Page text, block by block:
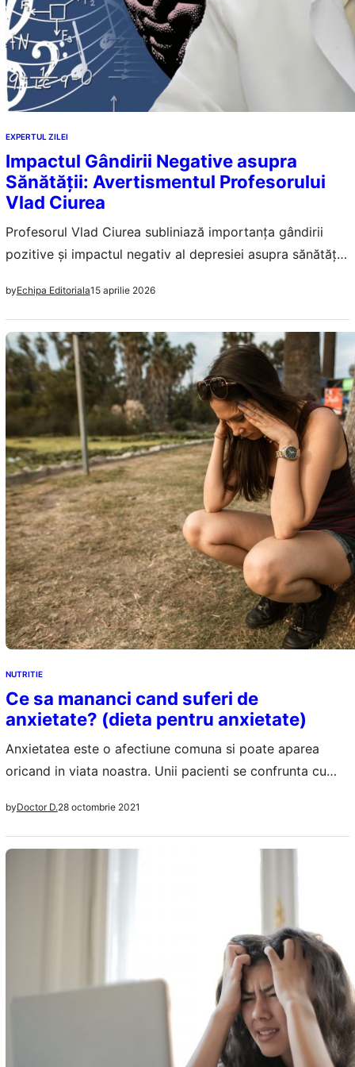
EXPERTUL ZILEI
Impactul Gândirii Negative asupra
Sănătății: Avertismentul Profesorului
Vlad Ciurea
Profesorul Vlad Ciurea subliniază importanța gândirii
pozitive și impactul negativ al depresiei asupra sănătății
complexă dintre minte și corp.
byEchipa Editoriala15 aprilie 2026
NUTRITIE
Ce sa mananci cand suferi de
anxietate? (dieta pentru anxietate)
Anxietatea este o afectiune comuna si poate aparea
oricand in viata noastra. Unii pacienti se confrunta cu
In cazurile fericite simptomatologia apare destul de rar si
nu pune probleme majore, nu afecteaza viata de zi cu zi.
byDoctor D.28 octombrie 2021